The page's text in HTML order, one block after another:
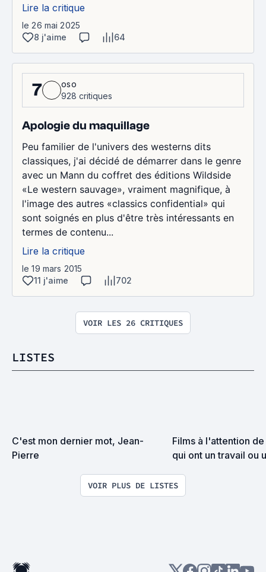
Lire la critique
le 26 mai 2025
8 j'aime
64
7
oso
928 critiques
Apologie du maquillage
Peu familier de l'univers des westerns dits
classiques, j'ai décidé de démarrer dans le genre
avec un Mann du coffret des éditions Wildside
«Le western sauvage», vraiment magnifique, à
l'image des autres «classics confidential» qui
sont soignés en plus d'être très intéressants en
termes de contenu...
Lire la critique
le 19 mars 2015
11 j'aime
702
VOIR LES 26 CRITIQUES
LISTES
C'est mon dernier mot, Jean-
Pierre
Films à l'attention
qui ont un travail ou
de se mater un film
hongrois de 3h30 le
VOIR PLUS DE LISTES